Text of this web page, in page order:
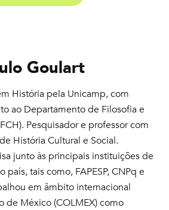
Goulart
História pela Unicamp, com
ao Departamento de Filosofia e
Pesquisador e professor com
História Cultural e Social.
junto às principais instituições de
tais como, FAPESP, CNPq e
em âmbito internacional
de México (COLMEX) como